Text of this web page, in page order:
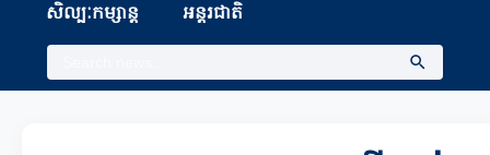
សិល្បៈកម្សាន្ត អន្តរជាតិ